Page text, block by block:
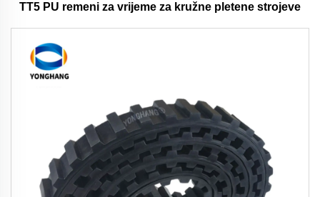
TT5 PU remeni za vrijeme za kružne pletene strojeve